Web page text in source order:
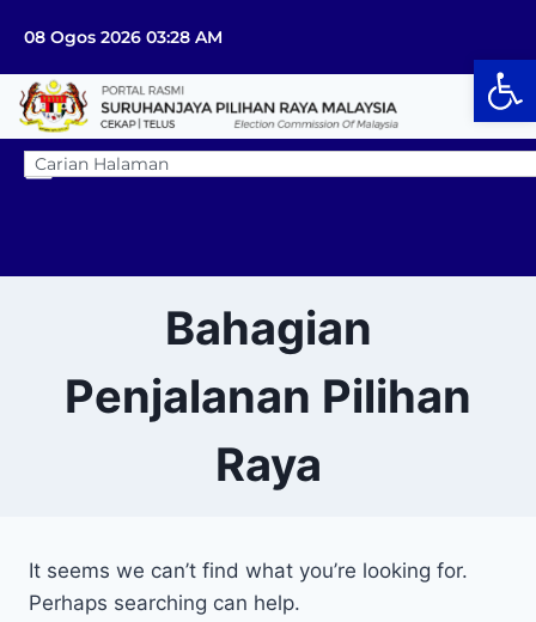
08 Ogos 2026 03:28 AM
Bahagian
Penjalanan Pilihan
Raya
It seems we can’t find what you’re looking for.
Perhaps searching can help.